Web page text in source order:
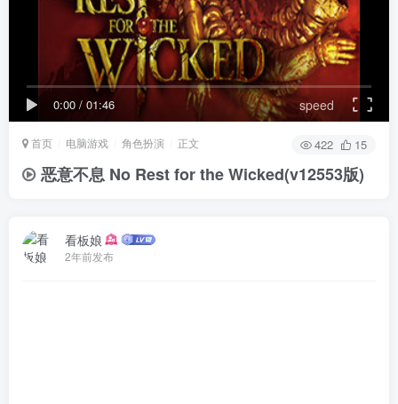
0:00 / 01:46 speed
首页 电脑游戏 角色扮演 正文 422 15
恶意不息 No Rest for the Wicked(v12553版)
看板娘
2年前发布